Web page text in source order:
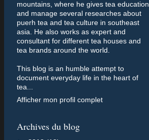
mountains, where he gives tea education
and manage several researches about
puerh tea and tea culture in southeast
asia. He also works as expert and
consultant for different tea houses and
tea brands around the world.
This blog is an humble attempt to
document everyday life in the heart of
tea...
Afficher mon profil complet
Archives du blog